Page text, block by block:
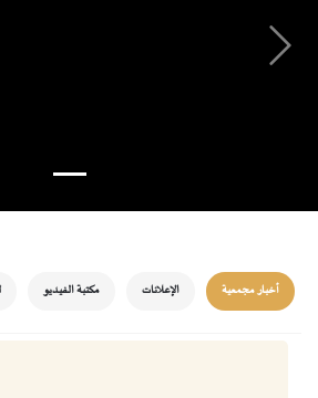
Previous
أخبار مجمعية الإعلانات مكتبة الفيديو